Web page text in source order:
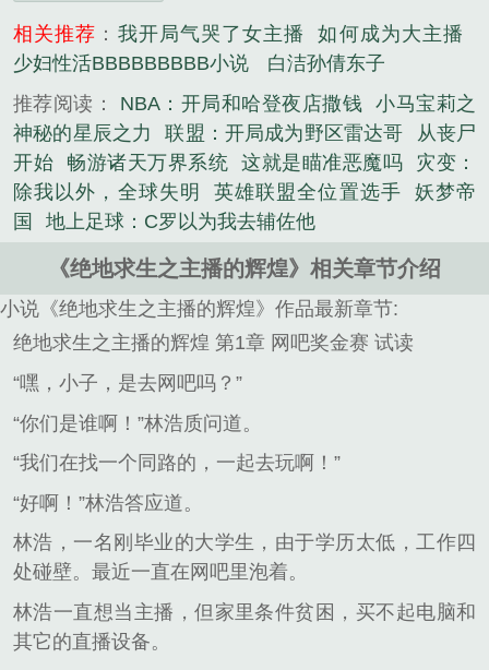
相关推荐 ： 我开局气哭了女主播
如何成为大主播
少妇性活BBBBBBBBB小说
白洁孙倩东子
推荐阅读： NBA：开局和哈登夜店撒钱
小马宝莉之
神秘的星辰之力
联盟：开局成为野区雷达哥
从丧尸
开始
畅游诸天万界系统 这就是瞄准恶魔吗
灾变：
除我以外，全球失明
英雄联盟全位置选手
妖梦帝
国
地上足球：C罗以为我去辅佐他
《绝地求生之主播的辉煌》相关章节介绍
小说《绝地求生之主播的辉煌》作品最新章节:
绝地求生之主播的辉煌 第1章 网吧奖金赛 试读
“嘿，小子，是去网吧吗？”
“你们是谁啊！”林浩质问道。
“我们在找一个同路的，一起去玩啊！”
“好啊！”林浩答应道。
林浩，一名刚毕业的大学生，由于学历太低，工作四
处碰壁。最近一直在网吧里泡着。
林浩一直想当主播，但家里条件贫困，买不起电脑和
其它的直播设备。